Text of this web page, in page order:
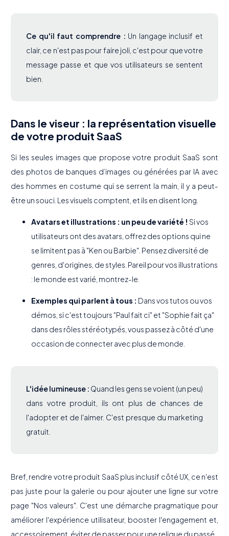
Ce qu'il faut comprendre : Un langage inclusif et
clair, ce n'est pas pour faire joli, c'est pour que votre
message passe et que vos utilisateurs se sentent
bien.
Dans le viseur : la représentation visuelle
de votre produit SaaS
Si les seules images que propose votre produit SaaS sont
des photos de banques d’images ou générées par IA avec
des hommes en costume qui se serrent la main, il y a peut-
être un souci. Les visuels comptent, et ils en disent long.
Avatars et illustrations : un peu de variété ! Si vos
utilisateurs ont des avatars, offrez des options qui ne
se limitent pas à "Ken ou Barbie". Pensez diversité de
genres, d'origines, de styles. Pareil pour vos illustrations
: le monde est varié, montrez-le.
Exemples qui parlent à tous : Dans vos tutos ou vos
démos, si c'est toujours "Paul fait ci" et "Sophie fait ça"
dans des rôles stéréotypés, vous passez à côté d'une
occasion de connecter avec plus de monde.
L'idée lumineuse : Quand les gens se voient (un peu)
dans votre produit, ils ont plus de chances de
l'adopter et de l'aimer. C'est presque du marketing
gratuit.
Bref, rendre votre produit SaaS plus inclusif côté UX, ce n'est
pas juste pour la galerie ou pour ajouter une ligne sur votre
page "Nos valeurs". C'est une démarche pragmatique pour
améliorer l'expérience utilisateur, booster l'engagement et,
accessoirement, éviter de passer pour une relique du passé.